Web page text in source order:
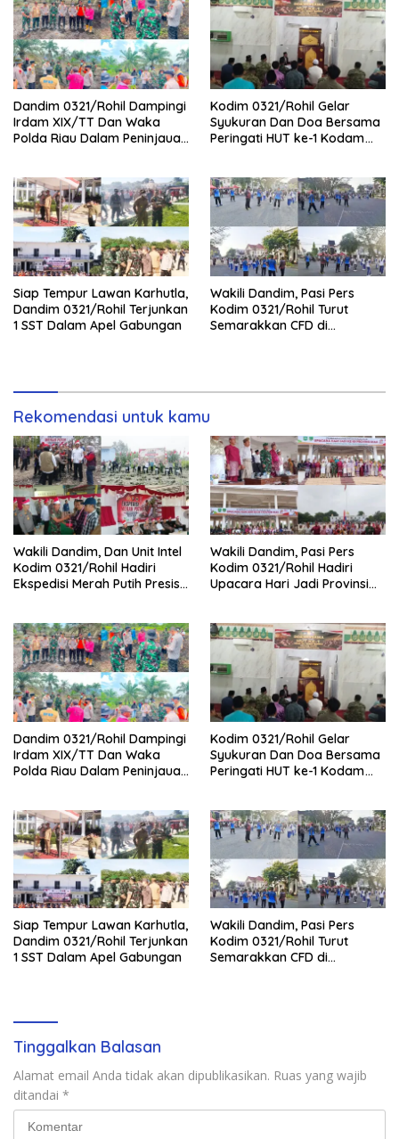
Dandim 0321/Rohil Dampingi
Irdam XIX/TT Dan Waka
Polda Riau Dalam Peninjauan
Kodim 0321/Rohil Gelar
Syukuran Dan Doa Bersama
Peringati HUT ke-1 Kodam
Siap Tempur Lawan Karhutla,
Dandim 0321/Rohil Terjunkan
1 SST Dalam Apel Gabungan
Wakili Dandim, Pasi Pers
Kodim 0321/Rohil Turut
Semarakkan CFD di
Rekomendasi untuk kamu
Wakili Dandim, Dan Unit Intel
Kodim 0321/Rohil Hadiri
Ekspedisi Merah Putih Presisi
Wakili Dandim, Pasi Pers
Kodim 0321/Rohil Hadiri
Upacara Hari Jadi Provinsi
Dandim 0321/Rohil Dampingi
Irdam XIX/TT Dan Waka
Polda Riau Dalam Peninjauan
Kodim 0321/Rohil Gelar
Syukuran Dan Doa Bersama
Peringati HUT ke-1 Kodam
Siap Tempur Lawan Karhutla,
Dandim 0321/Rohil Terjunkan
1 SST Dalam Apel Gabungan
Wakili Dandim, Pasi Pers
Kodim 0321/Rohil Turut
Semarakkan CFD di
Tinggalkan Balasan
Alamat email Anda tidak akan dipublikasikan. Ruas yang wajib
ditandai *